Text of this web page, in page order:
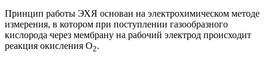
Принцип работы ЭХЯ основан на электрохимическом методе
измерения, в котором при поступлении газообразного
кислорода через мембрану на рабочий электрод происходит
реакция окисления О2.